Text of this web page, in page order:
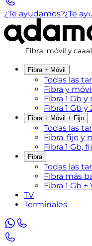
¿Te ayudamos?¿Te
Fibra + Móvil
Todas las
Fibra y
Fibra 1 Gb
Fibra 1 Gb
Fibra + Móvil + Fijo
Todas las
Fibra, fijo y
Fibra 1 Gb,
Fibra
Todas las
Fibra más
Fibra 1 Gb +
TV
Terminales